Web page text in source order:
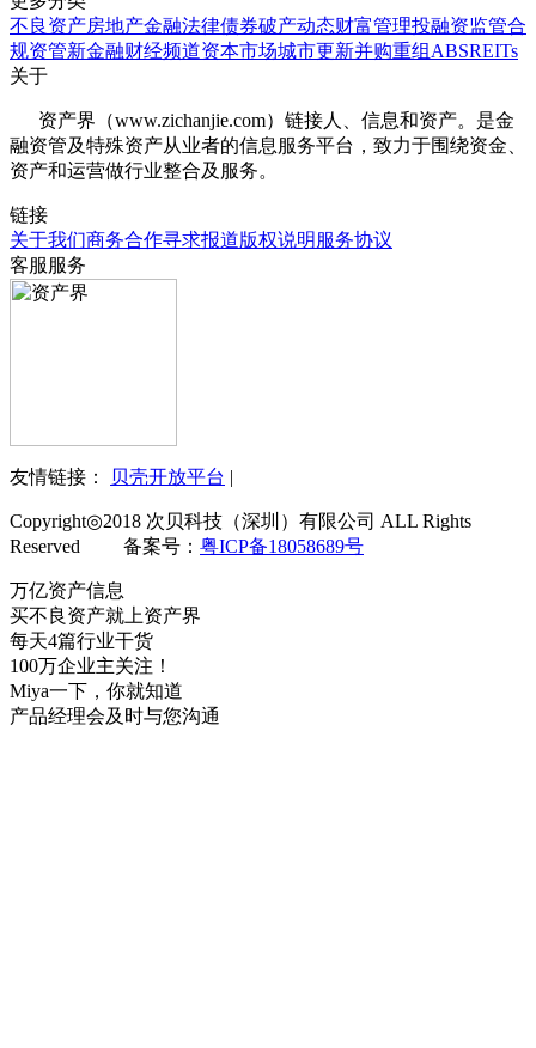
不良资产房地产金融法律债券破产动态财富管理投融资监管合
规资管新金融财经频道资本市场城市更新并购重组 ABSREITs
关于
资产界（www.zichanjie.com）链接人、信息和资产。是金
融资管及特殊资产从业者的信息服务平台，致力于围绕资金、
资产和运营做行业整合及服务。
链接
关于我们商务合作寻求报道版权说明 服务协议
客服服务
友情链接： 贝壳开放平台 |
Copyright◎2018 次贝科技（深圳）有限公司 ALL Rights
Reserved 备案号： 粤ICP备18058689号
万亿资产信息
买不良资产就上资产界
每天4篇行业干货
100万企业主关注！
Miya一下，你就知道
产品经理会及时与您沟通